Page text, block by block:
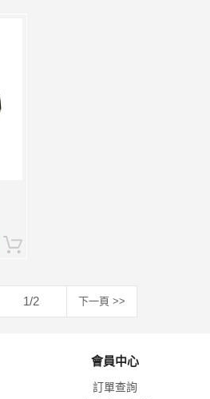
1/2 下一頁 >>
會員中心
訂單查詢